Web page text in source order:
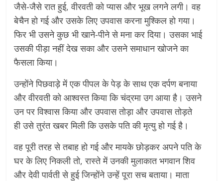
जैसे-जैसे रात हुई, वीरवती को प्यास और भूख लगने लगी। वह
बेचैन हो गई और उसके लिए उपवास करना मुश्किल हो गया।
फिर भी उसने कुछ भी खाने-पीने से मना कर दिया। उसका भाई
उसकी पीड़ा नहीं देख सका और उसने समाधान खोजने का
फैसला किया।
उन्होंने पिछवाड़े में एक पीपल के पेड़ के साथ एक दर्पण बनाया
और वीरवती को आश्वस्त किया कि चंद्रमा उग आया है। उसने
उन पर विश्वास किया और उपवास तोड़ा और उपवास तोड़ते
ही उसे तुरंत खबर मिली कि उसके पति की मृत्यु हो गई है।
वह पूरी तरह से तबाह हो गई और मायके छोड़कर अपने पति के
घर के लिए निकली तो, रास्ते में उनकी मुलाकात भगवान शिव
और देवी पार्वती से हुई जिन्होंने उन्हें पूरा सच बताया। माता